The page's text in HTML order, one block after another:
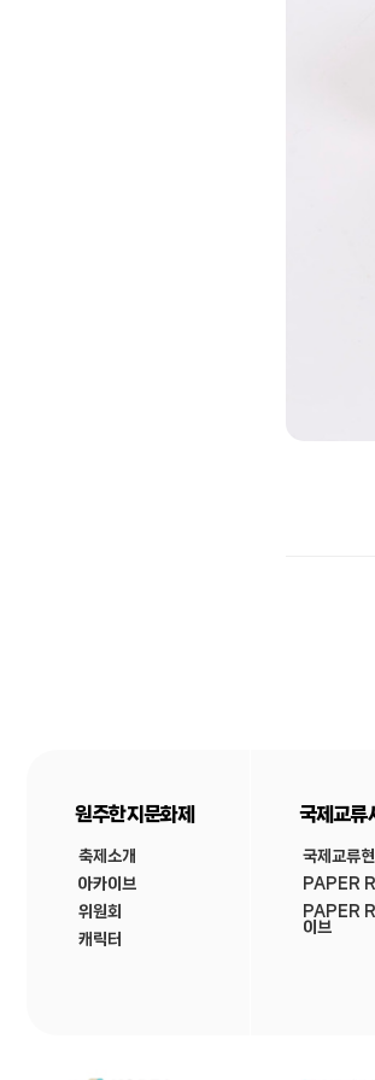
원주한지문화제
축제소개
아카이브
위원회
캐릭터
국제교류
국제교류
PAPER
PAPER
이브